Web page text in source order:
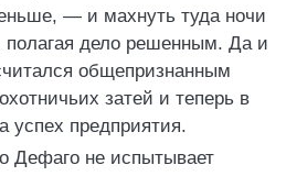
— и махнуть туда ночи
дело решенным. Да и
общепризнанным
затей и теперь в
успех предприятия.
Дефаго не испытывает